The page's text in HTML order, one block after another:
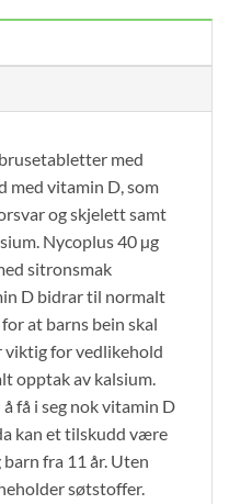
med
med vitamin D, som
og skjelett samt
Nycoplus 40 µg
sitronsmak
D bidrar til normalt
at barns bein skal
viktig for vedlikehold
opptak av kalsium.
få i seg nok vitamin D
kan et tilskudd være
fra 11 år. Uten
søtstoffer.